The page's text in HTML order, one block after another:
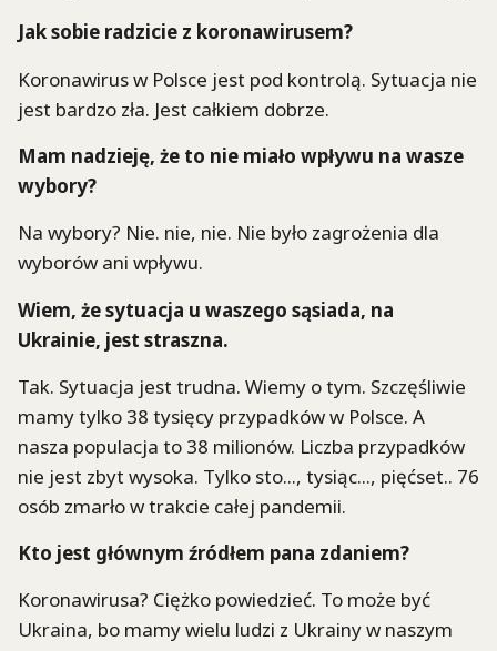
Jak sobie radzicie z koronawirusem?
Koronawirus w Polsce jest pod kontrolą. Sytuacja nie
jest bardzo zła. Jest całkiem dobrze.
Mam nadzieję, że to nie miało wpływu na wasze
wybory?
Na wybory? Nie. nie, nie. Nie było zagrożenia dla
wyborów ani wpływu.
Wiem, że sytuacja u waszego sąsiada, na
Ukrainie, jest straszna.
Tak. Sytuacja jest trudna. Wiemy o tym. Szczęśliwie
mamy tylko 38 tysięcy przypadków w Polsce. A
nasza populacja to 38 milionów. Liczba przypadków
nie jest zbyt wysoka. Tylko sto..., tysiąc..., pięćset.. 76
osób zmarło w trakcie całej pandemii.
Kto jest głównym źródłem pana zdaniem?
Koronawirusa? Ciężko powiedzieć. To może być
Ukraina, bo mamy wielu ludzi z Ukrainy w naszym